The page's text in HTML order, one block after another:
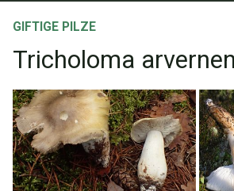
GIFTIGE PILZE
Tricholoma